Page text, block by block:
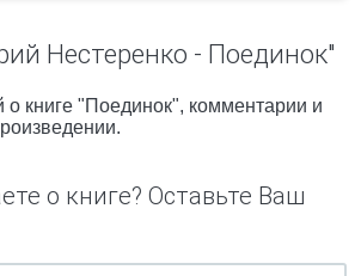
Нестеренко - Поединок"
о книге "Поединок", комментарии и
о книге? Оставьте Ваш